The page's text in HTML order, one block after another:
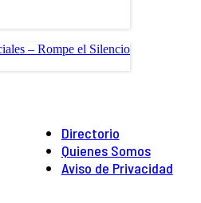
– Rompe el Silencio
Directorio
Quienes Somos
Aviso de Privacidad